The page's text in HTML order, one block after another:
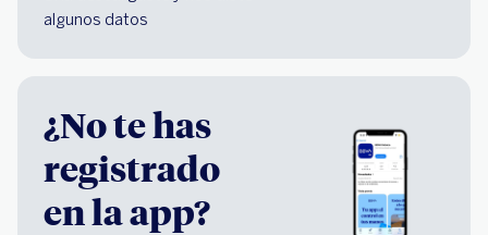
algunos datos
¿No te has
registrado
en la app?